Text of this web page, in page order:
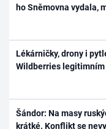
ho Sněmovna vydala,
Lékárničky, drony i
Wildberries
Šándor: Na masy
krátké. Konflikt se